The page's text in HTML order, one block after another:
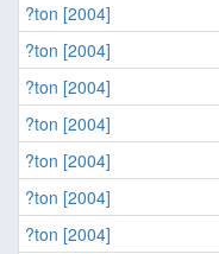
?ton [2004]
?ton [2004]
?ton [2004]
?ton [2004]
?ton [2004]
?ton [2004]
?ton [2004]